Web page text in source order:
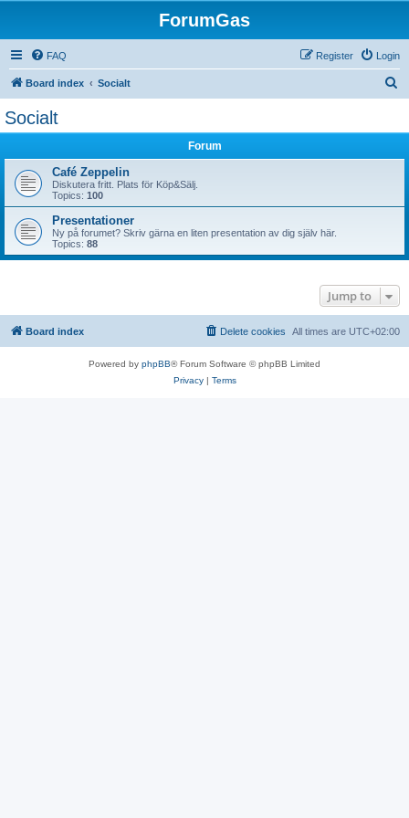
ForumGas
FAQ Login
Register
Board index Socialt
Socialt
Forum
Café Zeppelin
Diskutera fritt. Plats för Köp&Sälj.
Topics: 100
Presentationer
Ny på forumet? Skriv gärna en liten presentation av dig själv här.
Topics: 88
Jump to
Board index All times are UTC+02:00
Delete cookies
Powered by phpBB® Forum Software © phpBB Limited
Privacy| Terms